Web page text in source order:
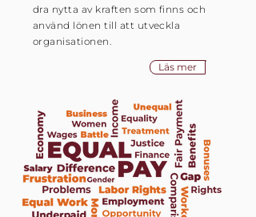
dra nytta av kraften som finns och
använd lönen till att utveckla
organisationen.
Läs mer